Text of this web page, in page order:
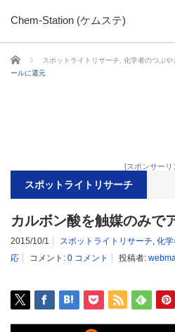
Chem-Station (ケムステ)
ホーム スポットライトリサーチ 化学者のつぶや
ールに還元
[スポンサーリ
スポットライトリサーチ
カルボン酸を触媒のみで
2015/10/1 スポットライトリサーチ, 化学
応
コメント: 0 コメント 投稿者: